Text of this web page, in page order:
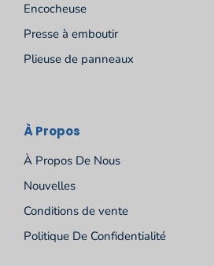
Encocheuse
Presse à emboutir
Plieuse de panneaux
À Propos
À Propos De Nous
Nouvelles
Conditions de vente
Politique De Confidentialité